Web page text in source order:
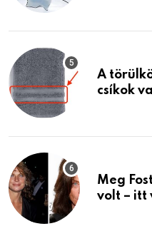
A
csíkok
Meg
volt – itt